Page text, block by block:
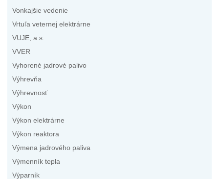
Vonkajšie vedenie
Vrtuľa veternej elektrárne
VUJE, a.s.
VVER
Vyhorené jadrové palivo
Výhrevňa
Výhrevnosť
Výkon
Výkon elektrárne
Výkon reaktora
Výmena jadrového paliva
Výmenník tepla
Výparník